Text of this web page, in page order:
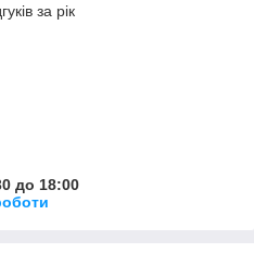
за рік
до 18:00